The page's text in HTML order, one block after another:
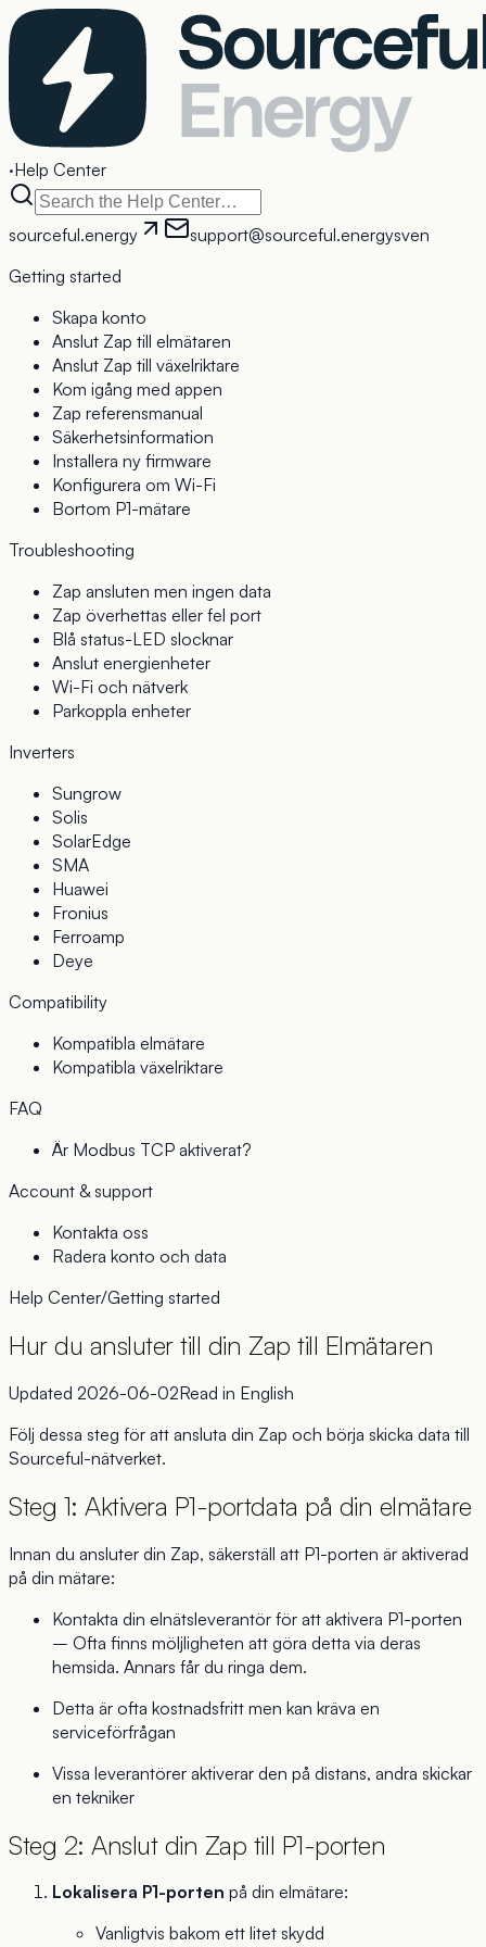
·Help Center
sourceful.energy support@sourceful.energysven
Getting started
Skapa konto
Anslut Zap till elmätaren
Anslut Zap till växelriktare
Kom igång med appen
Zap referensmanual
Säkerhetsinformation
Installera ny firmware
Konfigurera om Wi-Fi
Bortom P1-mätare
Troubleshooting
Zap ansluten men ingen data
Zap överhettas eller fel port
Blå status-LED slocknar
Anslut energienheter
Wi-Fi och nätverk
Parkoppla enheter
Inverters
Sungrow
Solis
SolarEdge
SMA
Huawei
Fronius
Ferroamp
Deye
Compatibility
Kompatibla elmätare
Kompatibla växelriktare
FAQ
Är Modbus TCP aktiverat?
Account & support
Kontakta oss
Radera konto och data
Help Center/Getting started
Hur du ansluter till din Zap till Elmätaren
Updated 2026-06-02Read in English
Följ dessa steg för att ansluta din Zap och börja skicka data till
Sourceful-nätverket.
Steg 1: Aktivera P1-portdata på din elmätare
Innan du ansluter din Zap, säkerställ att P1-porten är aktiverad
på din mätare:
Kontakta din elnätsleverantör för att aktivera P1-porten
– Ofta finns möljligheten att göra detta via deras
hemsida. Annars får du ringa dem.
Detta är ofta kostnadsfritt men kan kräva en
serviceförfrågan
Vissa leverantörer aktiverar den på distans, andra skickar
en tekniker
Steg 2: Anslut din Zap till P1-porten
Lokalisera P1-porten på din elmätare:
Vanligtvis bakom ett litet skydd